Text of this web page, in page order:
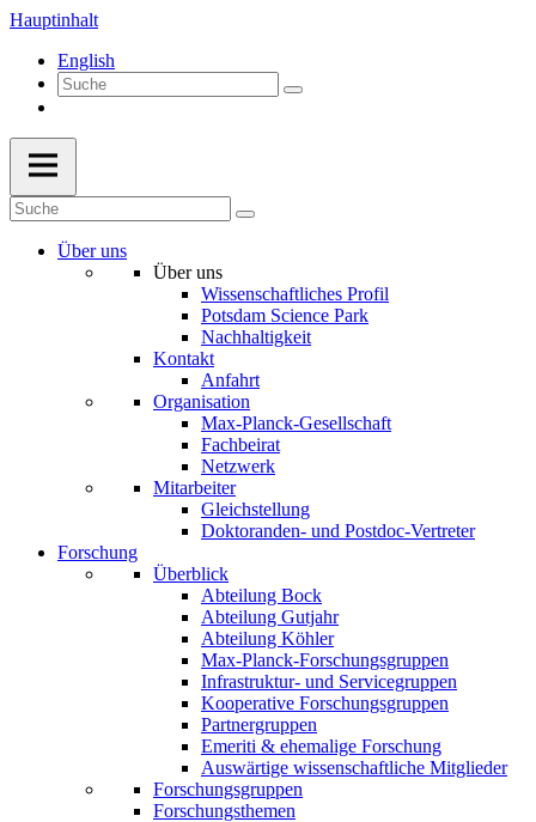
Hauptinhalt
English
Über uns
Über uns
Wissenschaftliches Profil
Potsdam Science Park
Nachhaltigkeit
Kontakt
Anfahrt
Organisation
Max-Planck-Gesellschaft
Fachbeirat
Netzwerk
Mitarbeiter
Gleichstellung
Doktoranden- und Postdoc-Vertreter
Forschung
Überblick
Abteilung Bock
Abteilung Gutjahr
Abteilung Köhler
Max-Planck-Forschungsgruppen
Infrastruktur- und Servicegruppen
Kooperative Forschungsgruppen
Partnergruppen
Emeriti & ehemalige Forschung
Auswärtige wissenschaftliche Mitglieder
Forschungsgruppen
Forschungsthemen